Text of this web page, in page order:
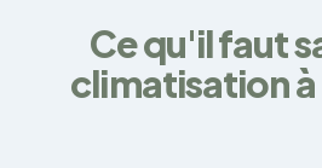
Ce qu'il faut
climatisation à